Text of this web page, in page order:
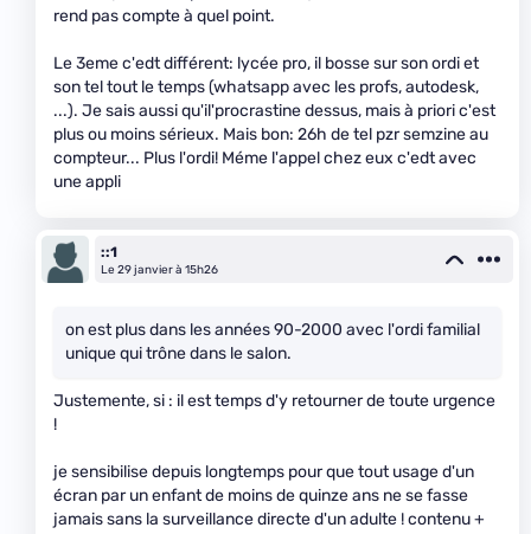
rend pas compte à quel point.
Le 3eme c'edt différent: lycée pro, il bosse sur son ordi et
son tel tout le temps (whatsapp avec les profs, autodesk,
...). Je sais aussi qu'il'procrastine dessus, mais à priori c'est
plus ou moins sérieux. Mais bon: 26h de tel pzr semzine au
compteur... Plus l'ordi! Méme l'appel chez eux c'edt avec
une appli
::1
Le 29 janvier à 15h26
on est plus dans les années 90-2000 avec l'ordi familial
unique qui trône dans le salon.
Justemente, si : il est temps d'y retourner de toute urgence
!
je sensibilise depuis longtemps pour que tout usage d'un
écran par un enfant de moins de quinze ans ne se fasse
jamais sans la surveillance directe d'un adulte ! contenu +